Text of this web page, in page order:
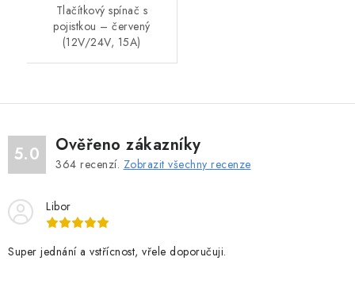
Tlačítkový spínač s
pojistkou – červený
(12V/24V, 15A)
5.0 Ověřeno zákazníky
364 recenzí. Zobrazit všechny recenze
Libor
Super jednání a vstřícnost, vřele doporučuji.